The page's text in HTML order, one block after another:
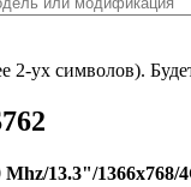
2-ух символов).
13.3"/